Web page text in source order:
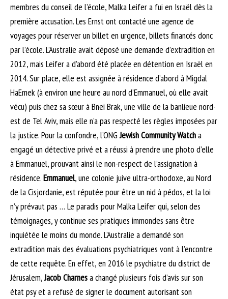
membres du conseil de l’école, Malka Leifer a fui en Israël dès la
première accusation. Les Ernst ont contacté une agence de
voyages pour réserver un billet en urgence, billets financés donc
par l’école. L’Australie avait déposé une demande d’extradition en
2012, mais Leifer a d’abord été placée en détention en Israël en
2014. Sur place, elle est assignée à résidence d’abord à Migdal
HaEmek (à environ une heure au nord d’Emmanuel, où elle avait
vécu) puis chez sa sœur à Bnei Brak, une ville de la banlieue nord-
est de Tel Aviv, mais elle n’a pas respecté les règles imposées par
la justice. Pour la confondre, l’ONGJewish Community Watcha
engagé un détective privé et a réussi à prendre une photo d’elle
à Emmanuel, prouvant ainsi le non-respect de l’assignation à
résidence.Emmanuel, une colonie juive ultra-orthodoxe, au Nord
de la Cisjordanie, est réputée pour être un nid à pédos, et la loi
n’y prévaut pas … Le paradis pour Malka Leifer qui, selon des
témoignages, y continue ses pratiques immondes sans être
inquiétée le moins du monde. L’Australie a demandé son
extradition mais des évaluations psychiatriques vont à l’encontre
de cette requête. En effet, en 2016 le psychiatre du district de
Jérusalem,Jacob Charnesa changé plusieurs fois d’avis sur son
état psy et a refusé de signer le document autorisant son